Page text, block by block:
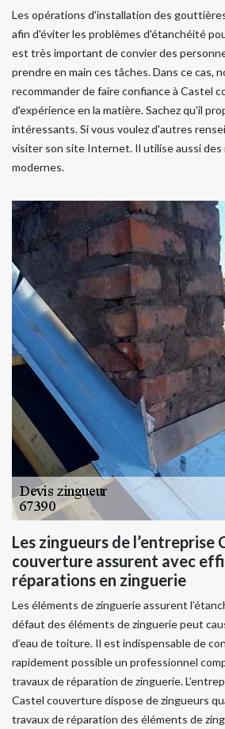
Les opérations d'installation des
afin d'éviter les problèmes d'étanchéité
est très important de convier des
prendre en main ces tâches. Dans ce cas,
recommander de faire confiance à Castel
d'expérience en la matière. Sachez qu'il
intéressants. Si vous voulez d'autres
visiter son site Internet. Il utilise aussi
modernes.
Les zingueurs de l’entreprise
couverture assurent avec
réparations en zinguerie
Les éléments de zinguerie assurent
défaut des éléments de zinguerie peut
d’eau de toiture. Il est indispensable de
rapidement possible un professionnel
travaux de réparation de zinguerie.
Castel couverture dispose de zingueurs
travaux de réparation des éléments de